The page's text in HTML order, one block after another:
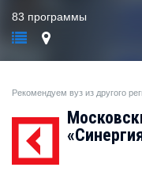
83 программы
Рекомендуем вуз из другого